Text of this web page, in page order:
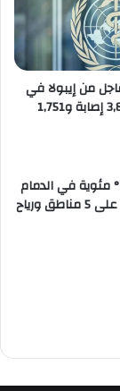
من إيبولا في
الكونغو.. 3,874 إصابة و1,751
«الأرصاد»: 49° مئوية في الدمام
وأمطار رعدية على 5 مناطق ورياح